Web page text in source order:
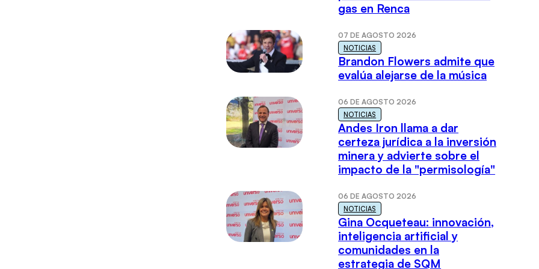
gas en Renca
07 DE AGOSTO 2026
NOTICIAS
Brandon Flowers admite que
evalúa alejarse de la música
06 DE AGOSTO 2026
NOTICIAS
Andes Iron llama a dar
certeza jurídica a la inversión
minera y advierte sobre el
impacto de la "permisología"
06 DE AGOSTO 2026
NOTICIAS
Gina Ocqueteau: innovación,
inteligencia artificial y
comunidades en la
estrategia de SQM